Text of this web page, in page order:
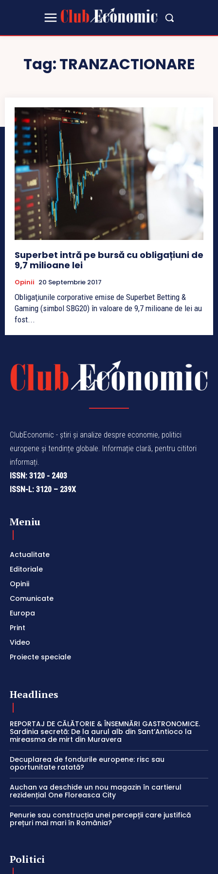
Tag:TRANZACTIONARE
Superbet intră pe bursă cu obligațiuni de
9,7 milioane lei
Opinii 20 Septembrie 2017
Obligaţiunile corporative emise de Superbet Betting &
Gaming (simbol SBG20) în valoare de 9,7 milioane de lei au
fost...
ClubEconomic - știri și analize despre economie, politici
europene și tendințe globale. Informație clară, pentru cititori
informați.
ISSN: 3120 - 2403
ISSN-L: 3120 – 239X
Meniu
Actualitate
Editoriale
Opinii
Comunicate
Europa
Print
Video
Proiecte speciale
Headlines
REPORTAJ DE CĂLĂTORIE & ÎNSEMNĂRI GASTRONOMICE.
Sardinia secretă: De la aurul alb din Sant’Antioco la
mireasma de mirt din Muravera
Decuplarea de fondurile europene: risc sau
oportunitate ratată?
Auchan va deschide un nou magazin în cartierul
rezidențial One Floreasca City
Penurie sau construcția unei percepții care justifică
prețuri mai mari în România?
Politici